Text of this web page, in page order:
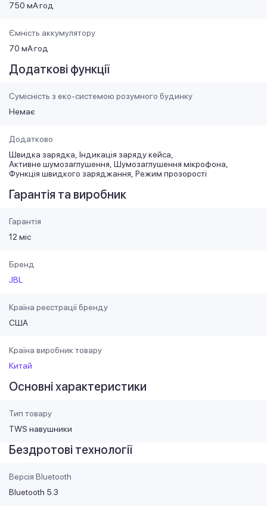
750 мА·год
Ємність аккумулятору
70 мА·год
Додаткові функції
Сумісність з еко-системою розумного будинку
Немає
Додатково
Швидка зарядка Індикація заряду кейса
Активне шумозаглушення Шумозаглушення мікрофона
Функція швидкого заряджання Режим прозорості
Гарантія та виробник
Гарантія
12 міс
Бренд
JBL
Країна реєстрації бренду
США
Країна виробник товару
Китай
Основні характеристики
Тип товару
TWS навушники
Бездротові технології
Версія Bluetooth
Bluetooth 5.3